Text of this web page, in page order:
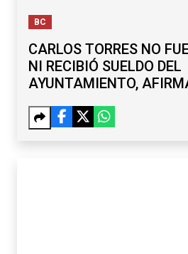
BC
CARLOS TORRES NO
NI RECIBIÓ SUELDO DEL
AYUNTAMIENTO,